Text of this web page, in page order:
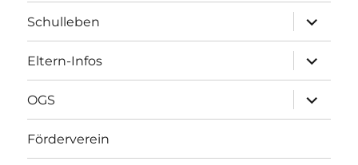
Schulleben
öffnen
Eltern-Infos
öffnen
OGS
öffnen
Förderverein